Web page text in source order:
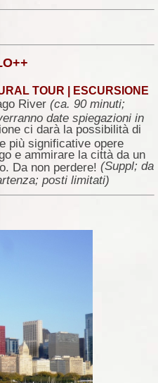
TOUR | ESCURSIONE
River (ca. 90 minuti;
date spiegazioni in
ci darà la possibilità di
più significative opere
e ammirare la città da un
Da non perdere! (Suppl; da
posti limitati)